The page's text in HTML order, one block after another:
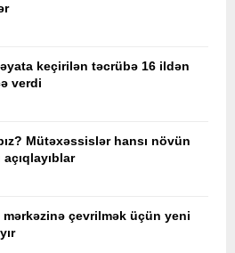
keçirilən təcrübə 16 ildən
verdi
Mütəxəssislər hansı növün
çevrilmək üçün yeni